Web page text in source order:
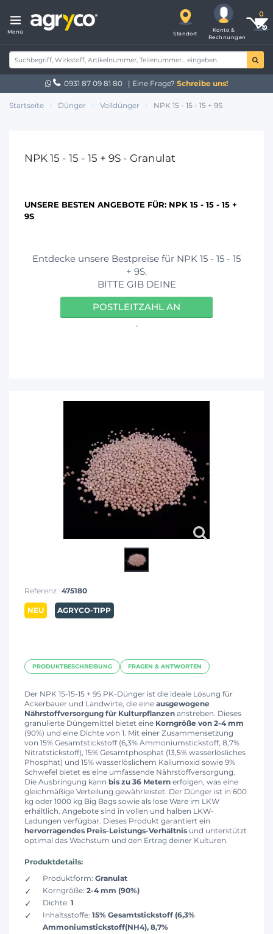
Menü Standort
Konto &
Rechnungen
0931 87 09 81 80 | Eine Frage? Schreibe uns!
Startseite Dünger Volldünger NPK 15 - 15 - 15 + 9S
NPK 15 - 15 - 15 + 9S - Granulat
UNSERE BESTEN ANGEBOTE FÜR: NPK 15 - 15 - 15 +
9S
Entdecke unsere Bestpreise für NPK 15 - 15 - 15
+ 9S.
BITTE GIB DEINE
POSTLEITZAHL AN
.
Referenz : 475180
NEU AGRYCO-TIPP
PRODUKTBESCHREIBUNG FRAGEN & ANTWORTEN
Der NPK 15-15-15 + 9S PK-Dünger ist die ideale Lösung für
Ackerbauer und Landwirte, die eine ausgewogene
Nährstoffversorgung für Kulturpflanzen anstreben. Dieses
granulierte Düngemittel bietet eine Korngröße von 2-4 mm
(90%) und eine Dichte von 1. Mit einer Zusammensetzung
von 15% Gesamtstickstoff (6,3% Ammoniumstickstoff, 8,7%
Nitratstickstoff), 15% Gesamtphosphat (13,5% wasserlösliches
Phosphat) und 15% wasserlöslichem Kaliumoxid sowie 9%
Schwefel bietet es eine umfassende Nährstoffversorgung.
Die Ausbringung kann bis zu 36 Metern erfolgen, was eine
gleichmäßige Verteilung gewährleistet. Der Dünger ist in 600
kg oder 1000 kg Big Bags sowie als lose Ware im LKW
erhältlich. Angebote sind in vollen und halben LKW-
Ladungen verfügbar. Dieses Produkt garantiert ein
hervorragendes Preis-Leistungs-Verhältnis und unterstützt
optimal das Wachstum und den Ertrag deiner Kulturen.
Produktdetails:
Produktform: Granulat
Korngröße: 2-4 mm (90%)
Dichte: 1
Inhaltsstoffe: 15% Gesamtstickstoff (6,3%
Ammoniumstickstoff(NH4), 8,7%